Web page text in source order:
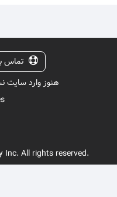
تماس
هنوز وارد سایت
Inc. All rights reserved.